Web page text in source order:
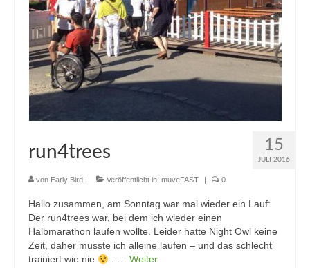
15
JULI 2016
run4trees
von Early Bird Veröffentlicht in: muveFAST 0
Hallo zusammen, am Sonntag war mal wieder ein Lauf:
Der run4trees war, bei dem ich wieder einen
Halbmarathon laufen wollte. Leider hatte Night Owl keine
Zeit, daher musste ich alleine laufen – und das schlecht
trainiert wie nie
. … Weiter